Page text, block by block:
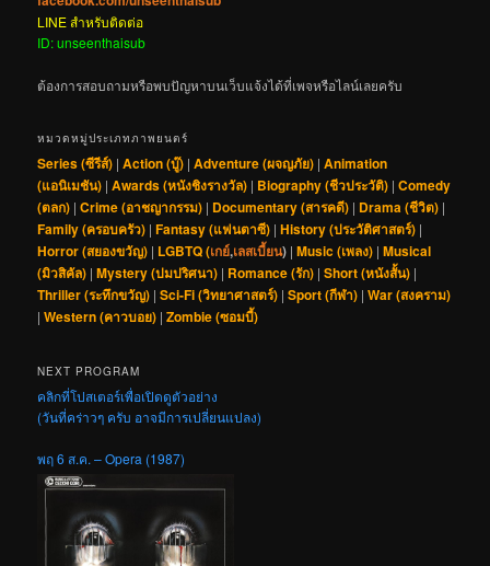
LINE สำหรับติดต่อ
ID: unseenthaisub
ต้องการสอบถามหรือพบปัญหาบนเว็บแจ้งได้ที่เพจหรือไลน์เลยครับ
หมวดหมู่ประเภทภาพยนตร์
Series (ซีรีส์) |Action (บู๊) |Adventure (ผจญภัย) |Animation
(แอนิเมชัน) |Awards (หนังชิงรางวัล) | Biography (ชีวประวัติ) |Comedy
(ตลก) |Crime (อาชญากรรม) | Documentary (สารคดี) | Drama (ชีวิต) |
Family (ครอบครัว) |Fantasy (แฟนตาซี) |History (ประวัติศาสตร์) |
Horror (สยองขวัญ) | LGBTQ (เกย์,เลสเบี้ยน) |Music (เพลง) |Musical
(มิวสิคัล) |Mystery (ปมปริศนา) | Romance (รัก) |Short (หนังสั้น) |
Thriller (ระทึกขวัญ) |Sci-Fi (วิทยาศาสตร์) |Sport (กีฬา) |War (สงคราม)
|Western (คาวบอย) |Zombie (ซอมบี้)
NEXT PROGRAM
คลิกที่โปสเตอร์เพื่อเปิดดูตัวอย่าง
(วันที่คร่าวๆ ครับ อาจมีการเปลี่ยนแปลง)
พฤ 6 ส.ค. – Opera (1987)